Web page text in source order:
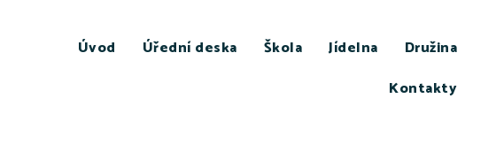
Úvod Úřední deska Škola Jídelna
Družina
Kontakty